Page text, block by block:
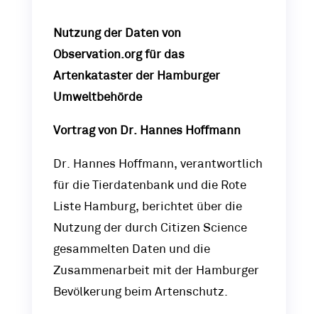
Nutzung der Daten von
Observation.org für das
Artenkataster der Hamburger
Umweltbehörde
Vortrag von Dr. Hannes Hoffmann
Dr. Hannes Hoffmann, verantwortlich
für die Tierdatenbank und die Rote
Liste Hamburg, berichtet über die
Nutzung der durch Citizen Science
gesammelten Daten und die
Zusammenarbeit mit der Hamburger
Bevölkerung beim Artenschutz.